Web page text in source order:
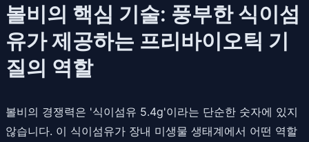
볼비의 핵심 기술: 풍부한 식이섬
유가 제공하는 프리바이오틱 기
질의 역할
볼비의 경쟁력은 '식이섬유 5.4g'이라는 단순한 숫자에 있지
않습니다. 이 식이섬유가 장내 미생물 생태계에서 어떤 역할